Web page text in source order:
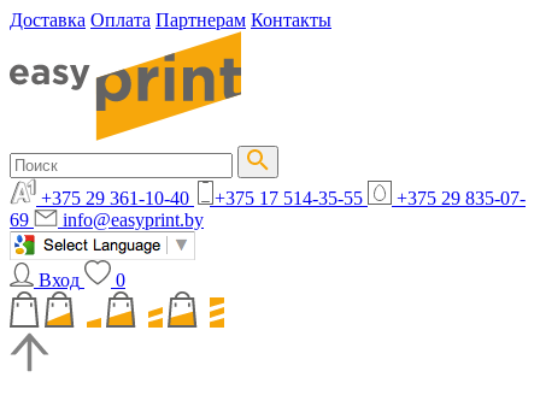
Доставка Оплата Партнерам Контакты
+375 29 361-10-40 +375 17 514-35-55
+375 29 835-07-
69
info@easyprint.by
Вход 0